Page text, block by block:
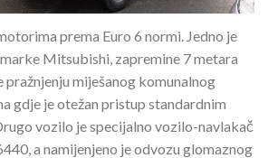
prema Euro 6 normi. Jedno je
Mitsubishi, zapremine 7 metara
pražnjenju miješanog komunalnog
gdje je otežan pristup standardnim
vozilo je specijalno vozilo-navlakač
a namijenjeno je odvozu glomaznog